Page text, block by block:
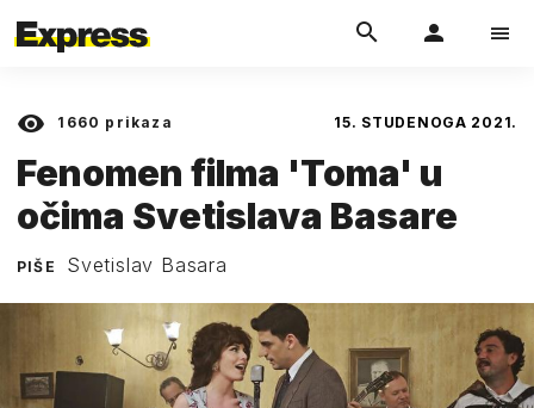
1660 prikaza 15. STUDENOGA 2021.
Fenomen filma 'Toma' u
očima Svetislava Basare
PIŠE Svetislav Basara